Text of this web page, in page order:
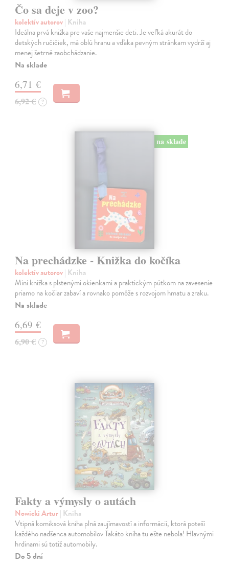
Čo sa deje v zoo?
kolektív autorov| Kniha
Ideálna prvá knižka pre vaše najmenšie deti. Je veľká akurát do
detských ručičiek, má oblú hranu a vďaka pevným stránkam vydrží aj
menej šetrné zaobchádzanie.
Na sklade
6,71 €
6,92 € ?
na sklade
Na prechádzke - Knižka do kočíka
kolektív autorov| Kniha
Mini knižka s plstenými okienkami a praktickým pútkom na zavesenie
priamo na kočiar zabaví a rovnako pomôže s rozvojom hmatu a zraku.
Na sklade
6,69 €
6,90 € ?
Fakty a výmysly o autách
Nowicki Artur| Kniha
Vtipná komiksová kniha plná zaujímavostí a informácií, ktorá poteší
každého nadšenca automobilov Takáto kniha tu ešte nebola! Hlavnými
hrdinami sú totiž automobily.
Do 5 dní